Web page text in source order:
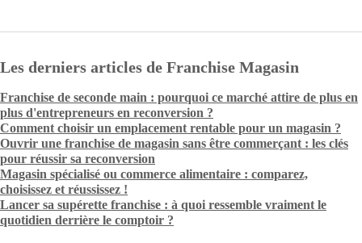
Les derniers articles de Franchise Magasin
Franchise de seconde main : pourquoi ce marché attire de plus en
plus d'entrepreneurs en reconversion ?
Comment choisir un emplacement rentable pour un magasin ?
Ouvrir une franchise de magasin sans être commerçant : les clés
pour réussir sa reconversion
Magasin spécialisé ou commerce alimentaire : comparez,
choisissez et réussissez !
Lancer sa supérette franchise : à quoi ressemble vraiment le
quotidien derrière le comptoir ?